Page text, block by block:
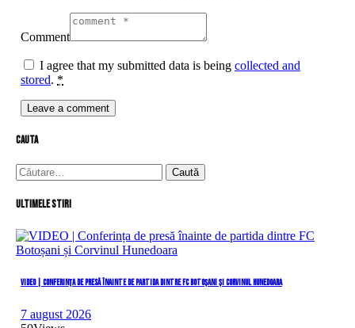
Comment
I agree that my submitted data is being collected and
stored. *
cauta
Caută
după:
Ultimele stiri
VIDEO | Conferința de presă înainte de partida dintre FC Botoșani și Corvinul Hunedoara
7 august 2026